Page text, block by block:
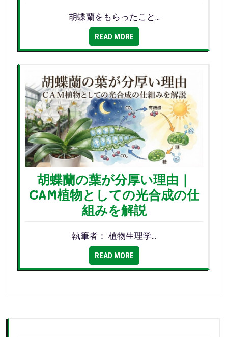
胡蝶蘭をもらったこと…
READ MORE
胡蝶蘭の葉が分厚い理由｜
CAM植物としての光合成の仕
組みを解説
執筆者： 植物生理学…
READ MORE